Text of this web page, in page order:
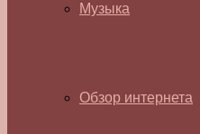
Музыка
Обзор интернета